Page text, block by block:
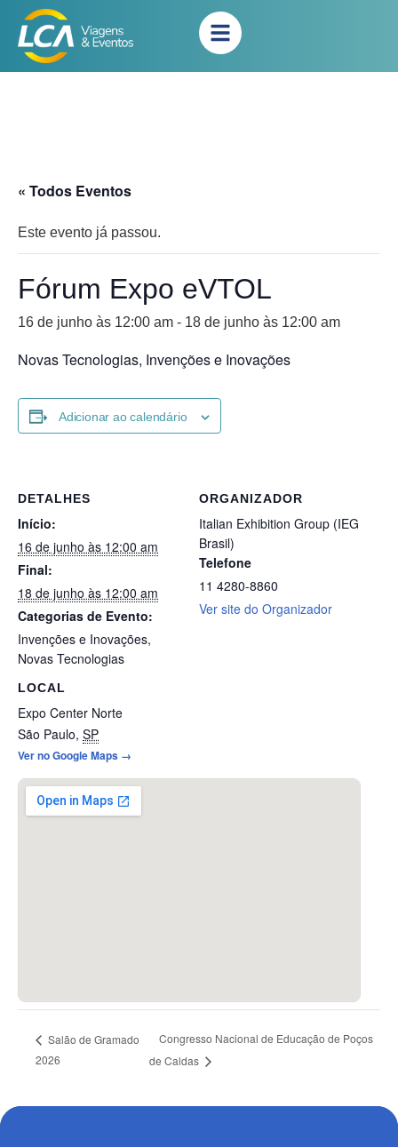
« Todos Eventos
Este evento já passou.
Fórum Expo eVTOL
16 de junho às 12:00 am - 18 de junho às 12:00 am
Novas Tecnologias, Invenções e Inovações
Adicionar ao calendário
DETALHES
Início:
16 de junho às 12:00 am
Final:
18 de junho às 12:00 am
Categorias de Evento:
Invenções e Inovações,
Novas Tecnologias
LOCAL
Expo Center Norte
São Paulo, SP
Ver no Google Maps →
ORGANIZADOR
Italian Exhibition Group (IEG
Brasil)
Telefone
11 4280-8860
Ver site do Organizador
Salão de Gramado
2026
Congresso Nacional de Educação de Poços
de Caldas